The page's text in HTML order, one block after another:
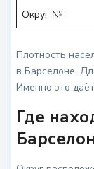
Округ №
Плотность
в Барселоне.
Именно это
Где